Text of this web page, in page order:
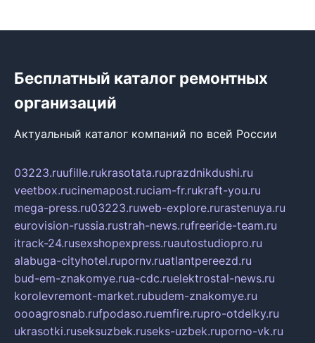
Бесплатный каталог ремонтных
организаций
Актуальный каталог компаний по всей России
03223.ruufille.rukrasotata.ruprazdnikdushi.ru
veetbox.rucinemapost.ruciam-fr.rukraft-you.ru
mega-press.ru03223.ruweb-explore.rurastenuya.ru
eurovision-russia.rustrah-news.rufreeride-team.ru
itrack-24.rusexshopexpress.ruautostudiopro.ru
alabuga-cityhotel.rupornv.ruatlantpereezd.ru
bud-em-znakomye.rua-cdc.ruelektrostal-news.ru
korolevremont-market.rubudem-znakomye.ru
oooagrosnab.rufpodaso.ruemfire.rupro-otdelky.ru
ukrasotki.ruseksuzbek.ruseks-uzbek.ruporno-vk.ru